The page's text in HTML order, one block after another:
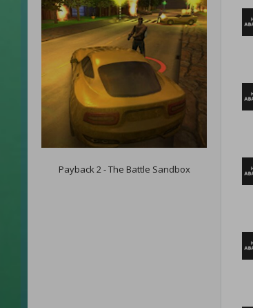
Payback 2 - The Battle Sandbox